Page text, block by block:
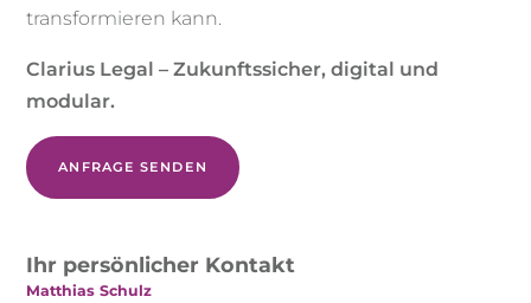
transformieren kann.
Clarius Legal – Zukunftssicher, digital und
modular.
ANFRAGE SENDEN
Ihr persönlicher Kontakt
Matthias Schulz